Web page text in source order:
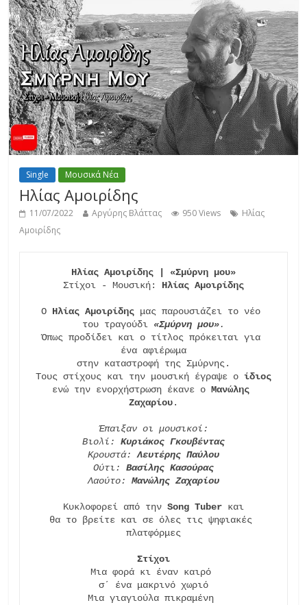
Single Μουσικά Νέα
Ηλίας Αμοιρίδης
11/07/2022 Αργύρης Βλάττας 950 Views
Ηλίας
Αμοιρίδης
Ηλίας Αμοιρίδης | «Σμύρνη μου»
Στίχοι - Μουσική: Ηλίας Αμοιρίδης
Ο Ηλίας Αμοιρίδης μας παρουσιάζει το νέο
του τραγούδι «Σμύρνη μου».
Όπως προδίδει και ο τίτλος πρόκειται για
ένα αφιέρωμα
στην καταστροφή της Σμύρνης.
Τους στίχους και την μουσική έγραψε ο ίδιος
ενώ την ενορχήστρωση έκανε ο Μανώλης
Ζαχαρίου.
Έπαιξαν οι μουσικοί:
Βιολί: Κυριάκος Γκουβέντας
Κρουστά: Λευτέρης Παύλου
Ούτι: Βασίλης Κασούρας
Λαούτο: Μανώλης Ζαχαρίου
Κυκλοφορεί από την Song Tuber και
θα το βρείτε και σε όλες τις ψηφιακές
πλατφόρμες
Στίχοι
Μια φορά κι έναν καιρό
σ΄ ένα μακρινό χωριό
Μια γιαγιούλα πικραμένη